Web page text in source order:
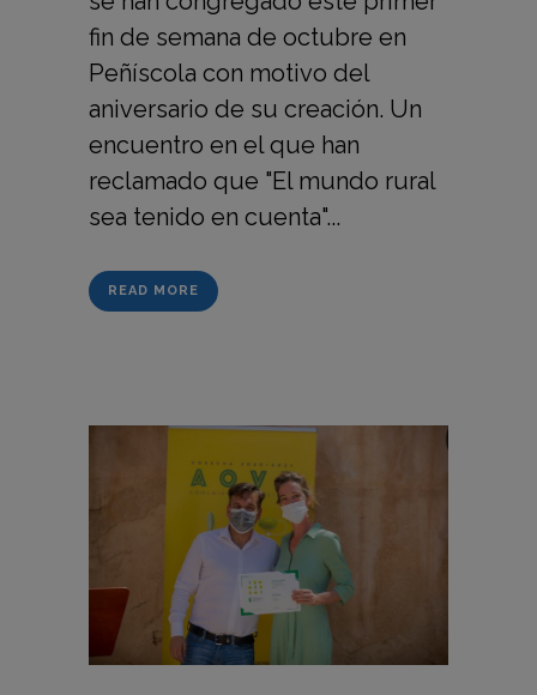
fin de semana de octubre en
Peñíscola con motivo del
aniversario de su creación. Un
encuentro en el que han
reclamado que "El mundo rural
sea tenido en cuenta"...
READ MORE